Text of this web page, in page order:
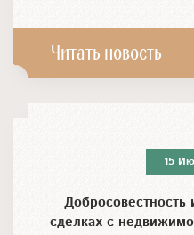
Читать новость
15
Добросовестность
сделках с